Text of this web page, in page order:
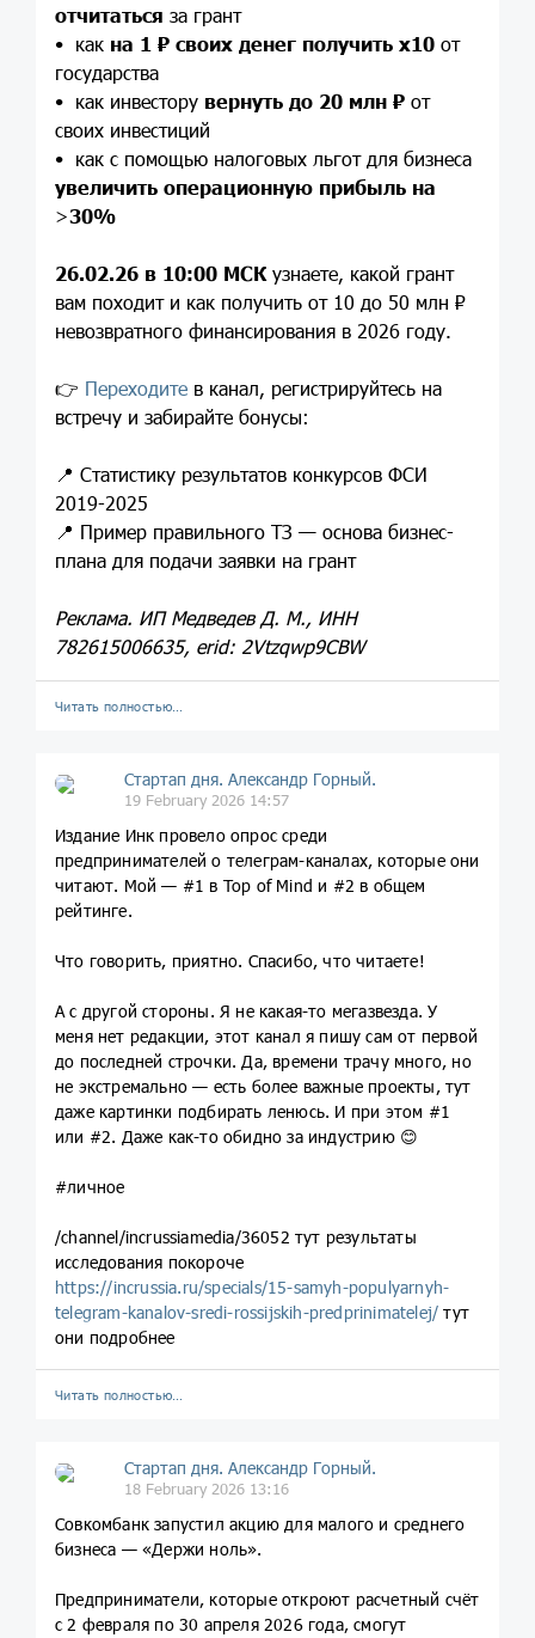
отчитаться за грант
• как на 1 ₽ своих денег получить х10 от
государства
• как инвестору вернуть до 20 млн ₽ от
своих инвестиций
• как с помощью налоговых льгот для бизнеса
увеличить операционную прибыль на
>30%
26.02.26 в 10:00 МСК узнаете, какой грант
вам походит и как получить от 10 до 50 млн ₽
невозвратного финансирования в 2026 году.
👉 Переходите в канал, регистрируйтесь на
встречу и забирайте бонусы:
📍 Статистику результатов конкурсов ФСИ
2019-2025
📍 Пример правильного ТЗ — основа бизнес-
плана для подачи заявки на грант
Реклама. ИП Медведев Д. М., ИНН
782615006635, erid: 2Vtzqwp9CBW
Читать полностью…
Стартап дня. Александр Горный.
19 February 2026 14:57
Издание Инк провело опрос среди
предпринимателей о телеграм-каналах, которые они
читают. Мой — #1 в Top of Mind и #2 в общем
рейтинге.
Что говорить, приятно. Спасибо, что читаете!
А с другой стороны. Я не какая-то мегазвезда. У
меня нет редакции, этот канал я пишу сам от первой
до последней строчки. Да, времени трачу много, но
не экстремально — есть более важные проекты, тут
даже картинки подбирать ленюсь. И при этом #1
или #2. Даже как-то обидно за индустрию 😊
#личное
/channel/incrussiamedia/36052 тут результаты
исследования покороче
https://incrussia.ru/specials/15-samyh-populyarnyh-
telegram-kanalov-sredi-rossijskih-predprinimatelej/ тут
они подробнее
Читать полностью…
Стартап дня. Александр Горный.
18 February 2026 13:16
Совкомбанк запустил акцию для малого и среднего
бизнеса — «Держи ноль».
Предприниматели, которые откроют расчетный счёт
с 2 февраля по 30 апреля 2026 года, смогут